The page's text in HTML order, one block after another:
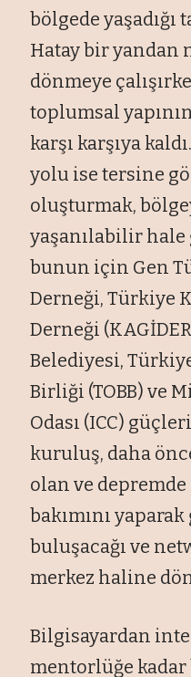
bölgede
Hatay bir yandan
dönmeye
toplumsal
karşı karşıya
yolu ise tersine
oluşturmak,
yaşanılabilir hale
bunun için Gen
Derneği, Türkiye
Derneği
Belediyesi,
Birliği (TOBB) ve
Odası (ICC)
kuruluş, daha
olan ve
bakımını
buluşacağı ve
merkez haline
Bilgisayardan
mentorlüğe